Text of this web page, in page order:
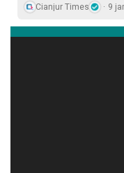
Cianjur Times 9